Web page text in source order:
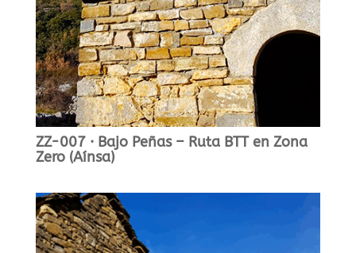
ZZ-007 · Bajo Peñas – Ruta BTT en Zona
Zero (Aínsa)